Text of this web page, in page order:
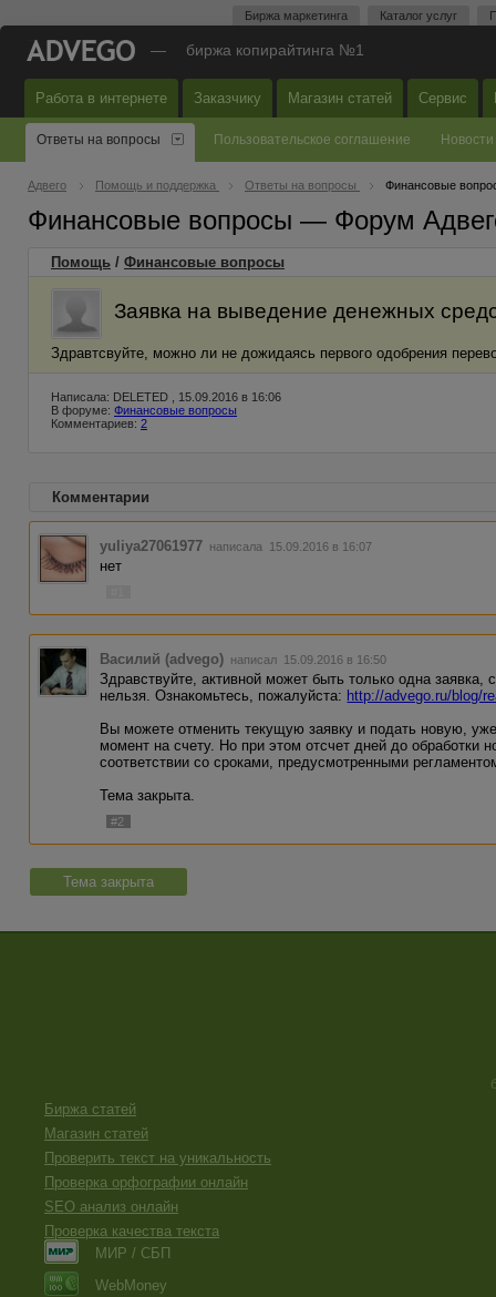
Биржа маркетинга Каталог услуг
— биржа копирайтинга №1
Работа в интернете Заказчику Магазин статей Сервис
Ответы на вопросы Пользовательское соглашение Новости
Адвего Помощь и поддержка Ответы на вопросы Финансовые
Финансовые вопросы — Форум
Помощь / Финансовые вопросы
Заявка на выведение денежных
Здравтсвуйте, можно ли не дожидаясь первого одобрения
Написала: DELETED , 15.09.2016 в 16:06
В форуме: Финансовые вопросы
Комментариев: 2
Комментарии
yuliya27061977 написала 15.09.2016 в 16:07
нет
Василий (advego) написал 15.09.2016 в 16:50
Здравствуйте, активной может быть только одна
нельзя. Ознакомьтесь, пожалуйста: http://advego.ru/blog/
Вы можете отменить текущую заявку и подать новую,
момент на счету. Но при этом отсчет дней до обработки
соответствии со сроками, предусмотренными
Тема закрыта.
#2
Тема закрыта
Биржа статей
Магазин статей
Проверить текст на уникальность
Проверка орфографии онлайн
SEO анализ онлайн
Проверка качества текста
МИР / СБП
WebMoney